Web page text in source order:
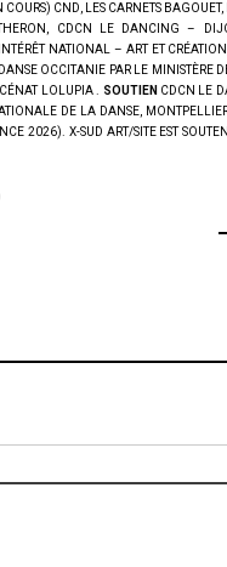
COURS) CND, LES CARNETS
CDCN LE DANCING –
NATIONAL – ART ET
OCCITANIE PAR LE MINISTÈRE
LOLUPIA .
SOUTIEN CDCN LE
DE LA DANSE,
2026). X-SUD ART/SITE EST